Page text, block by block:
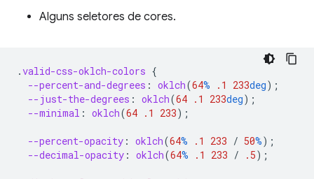
Alguns seletores de cores.
.valid-css-oklch-colors {
--percent-and-degrees : oklch(64% .1 233deg);
--just-the-degrees : oklch(64 .1 233deg);
--minimal : oklch(64 .1 233);
--percent-opacity : oklch(64% .1 233 / 50%);
--decimal-opacity : oklch(64% .1 233 / .5);